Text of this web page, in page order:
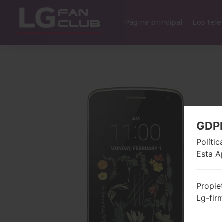
Página principal Los
Esta
Lg-